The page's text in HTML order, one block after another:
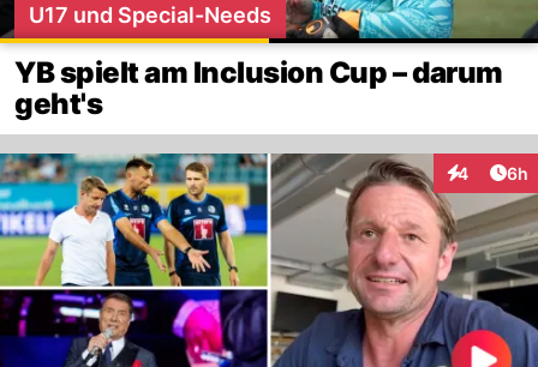
U17 und Special-Needs
YB spielt am Inclusion Cup – darum
geht's
4 6h